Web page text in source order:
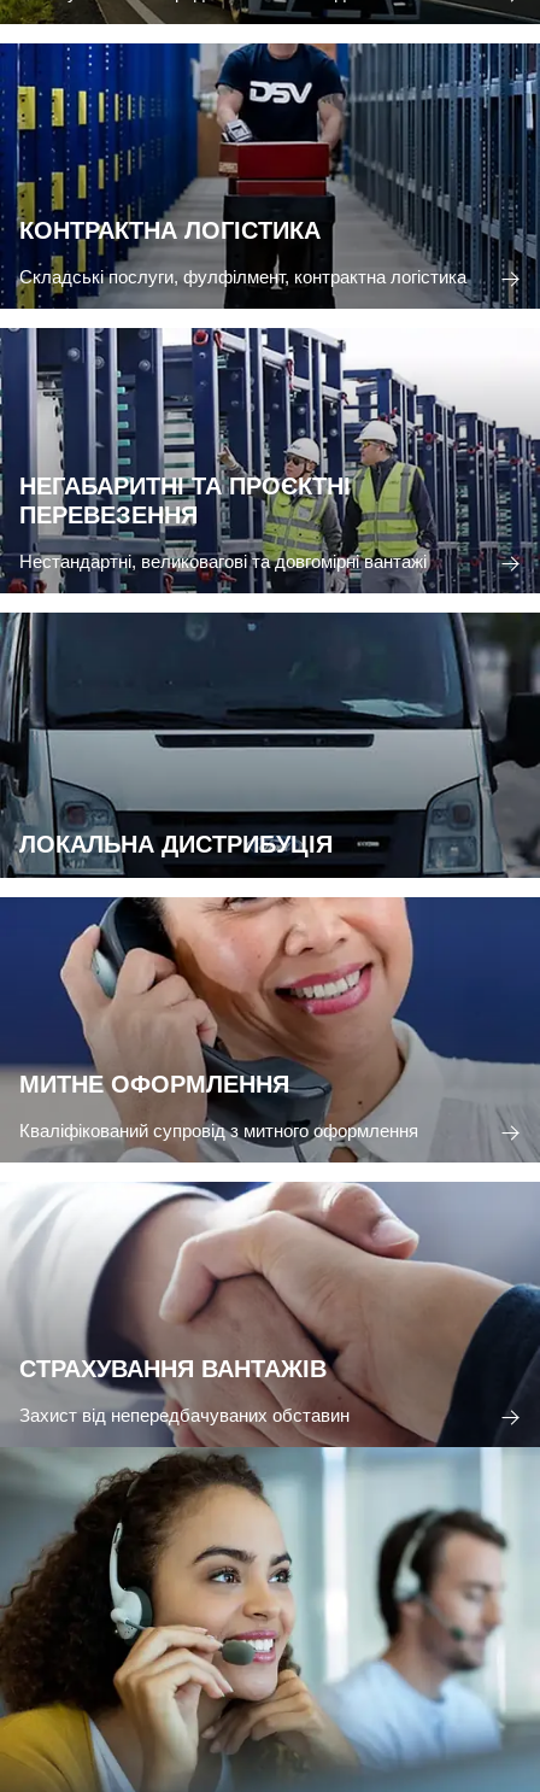
КОНТРАКТНА ЛОГІСТИКА
Складські послуги, фулфілмент, контрактна логістика
НЕГАБАРИТНІ ТА ПРОЄКТНІ
ПЕРЕВЕЗЕННЯ
Нестандартні, великовагові та довгомірні вантажі
ЛОКАЛЬНА ДИСТРИБУЦІЯ
МИТНЕ ОФОРМЛЕННЯ
Кваліфікований супровід з митного оформлення
СТРАХУВАННЯ ВАНТАЖІВ
Захист від непередбачуваних обставин